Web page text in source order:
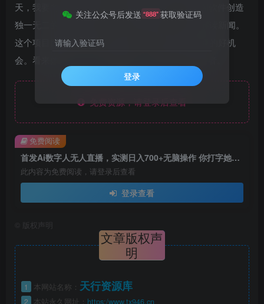
天，我要向大家分享的是一项特别的项目：利用AI软件创造
独一无二的数字人形象，不仅可以故事，还可以解读新闻。
这个项目目前尚未被大众所熟知，正是你成为蓝海的好机
会。看来体验一下不一样的Ai吧，成为第一批探索者。
免费资源，请登录后查看
首发Ai数字人无人直播，实测日入700+无脑操作 你打字她说话挂机即可
此内容为免费阅读，请登录后查看
登录查看
免费阅读
版权声明
文章版权声
明
1 本网站名称： 天行资源库
2 本站永久网址： https:/www.tx946.cn
关注公众号后发送 “888” 获取验证码
请输入验证码
登录